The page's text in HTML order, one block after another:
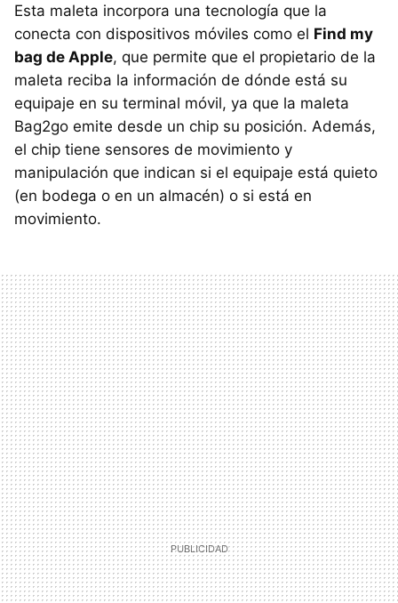
Esta maleta incorpora una tecnología que la
conecta con dispositivos móviles como el Find my
bag de Apple, que permite que el propietario de la
maleta reciba la información de dónde está su
equipaje en su terminal móvil, ya que la maleta
Bag2go emite desde un chip su posición. Además,
el chip tiene sensores de movimiento y
manipulación que indican si el equipaje está quieto
(en bodega o en un almacén) o si está en
movimiento.